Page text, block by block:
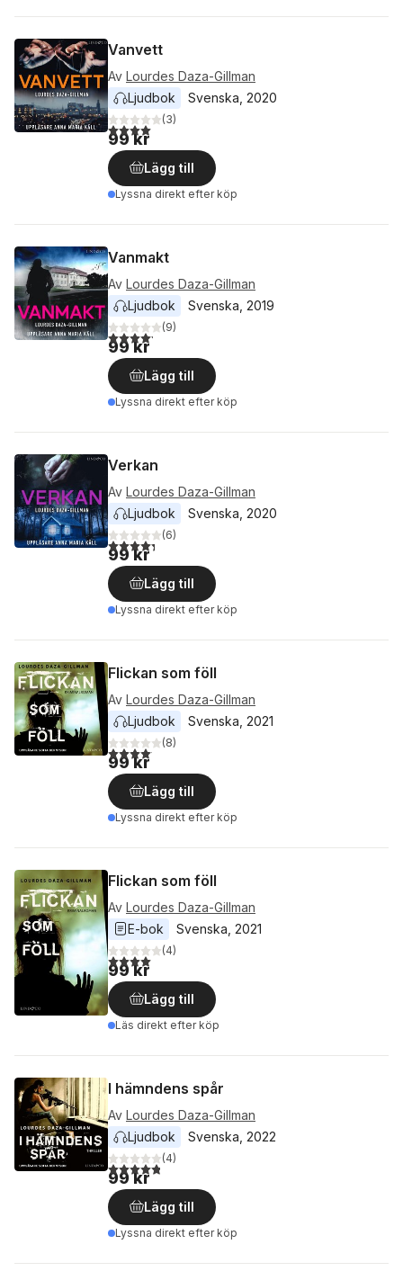
Vanvett
Av Lourdes Daza-Gillman
Ljudbok
Svenska 2020
4,0utav 5 stjärnor. Totalt antal röster:
(3)
99 kr
Lägg till
Lyssna direkt efter köp
Vanmakt
Av Lourdes Daza-Gillman
Ljudbok
Svenska 2019
4,2utav 5 stjärnor. Totalt antal röster:
(9)
99 kr
Lägg till
Lyssna direkt efter köp
Verkan
Av Lourdes Daza-Gillman
Ljudbok
Svenska 2020
4,3utav 5 stjärnor. Totalt antal röster:
(6)
99 kr
Lägg till
Lyssna direkt efter köp
Flickan som föll
Av Lourdes Daza-Gillman
Ljudbok
Svenska 2021
4,1utav 5 stjärnor. Totalt antal röster:
(8)
99 kr
Lägg till
Lyssna direkt efter köp
Flickan som föll
Av Lourdes Daza-Gillman
E-bok
Svenska 2021
4,0utav 5 stjärnor. Totalt antal röster:
(4)
99 kr
Lägg till
Läs direkt efter köp
I hämndens spår
Av Lourdes Daza-Gillman
Ljudbok
Svenska 2022
4,8utav 5 stjärnor. Totalt antal röster:
(4)
99 kr
Lägg till
Lyssna direkt efter köp